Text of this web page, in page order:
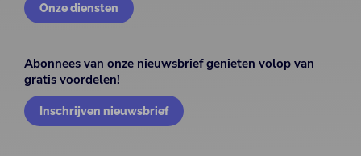
Onze diensten
Abonnees van onze nieuwsbrief genieten volop van
gratis voordelen!
Inschrijven nieuwsbrief